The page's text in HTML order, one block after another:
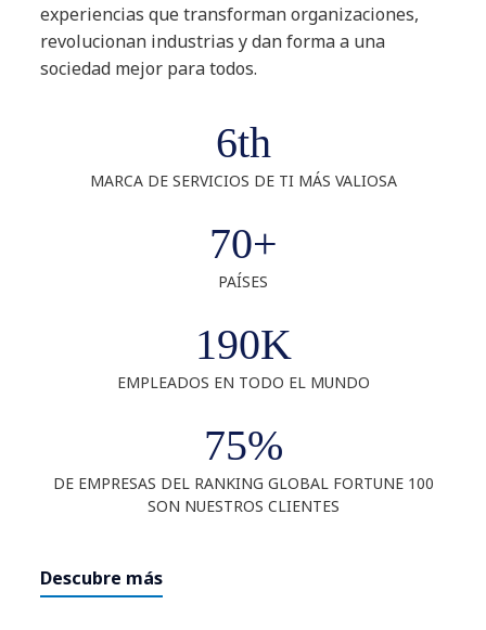
experiencias que transforman organizaciones,
revolucionan industrias y dan forma a una
sociedad mejor para todos.
6th
MARCA DE SERVICIOS DE TI MÁS VALIOSA
70+
PAÍSES
190K
EMPLEADOS EN TODO EL MUNDO
75%
DE EMPRESAS DEL RANKING GLOBAL FORTUNE 100
SON NUESTROS CLIENTES
Descubre más